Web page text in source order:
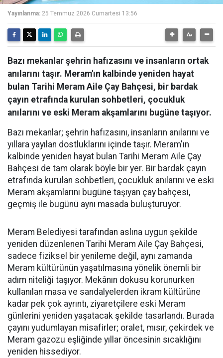
Yayınlanma: 25 Temmuz 2026 Cumartesi 13:56
Bazı mekanlar şehrin hafızasını ve insanların ortak
anılarını taşır. Meram'ın kalbinde yeniden hayat
bulan Tarihi Meram Aile Çay Bahçesi, bir bardak
çayın etrafında kurulan sohbetleri, çocukluk
anılarını ve eski Meram akşamlarını bugüne taşıyor.
Bazı mekanlar; şehrin hafızasını, insanların anılarını ve
yıllara yayılan dostluklarını içinde taşır. Meram'ın
kalbinde yeniden hayat bulan Tarihi Meram Aile Çay
Bahçesi de tam olarak böyle bir yer. Bir bardak çayın
etrafında kurulan sohbetleri, çocukluk anılarını ve eski
Meram akşamlarını bugüne taşıyan çay bahçesi,
geçmiş ile bugünü aynı masada buluşturuyor.
Meram Belediyesi tarafından aslına uygun şekilde
yeniden düzenlenen Tarihi Meram Aile Çay Bahçesi,
sadece fiziksel bir yenileme değil, aynı zamanda
Meram kültürünün yaşatılmasına yönelik önemli bir
adım niteliği taşıyor. Mekânın dokusu korunurken
kullanılan masa ve sandalyelerden ikram kültürüne
kadar pek çok ayrıntı, ziyaretçilere eski Meram
günlerini yeniden yaşatacak şekilde tasarlandı. Burada
çayını yudumlayan misafirler; oralet, mısır, çekirdek ve
Meram gazozu eşliğinde yıllar öncesinin sıcaklığını
yeniden hissediyor.